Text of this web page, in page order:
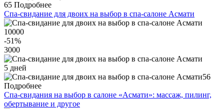
65 Подробнее
Спа-свидание для двоих на выбор в спа-салоне Асмати
10000
-51%
3000
5 дней
56
Подробнее
Спа-свидания на выбор в салоне «Асмати»: массаж, пилинг,
обертывание и другое